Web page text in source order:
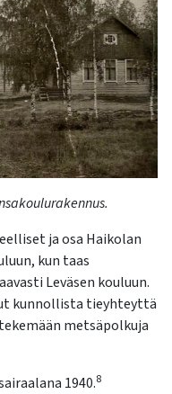
ja osa Haikolan
kun taas
Leväsen kouluun.
kunnollista tieyhteyttä
metsäpolkuja
1940.8